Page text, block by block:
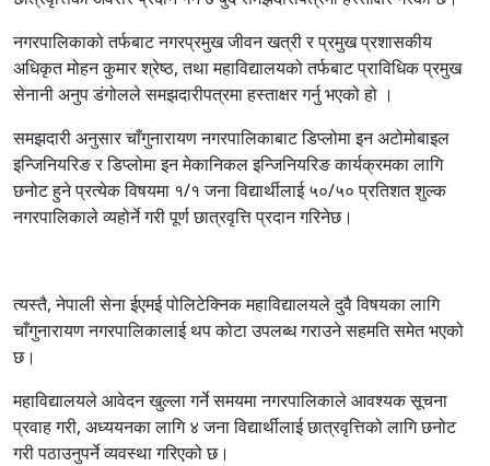
नगरपालिकाको तर्फबाट नगरप्रमुख जीवन खत्री र प्रमुख प्रशासकीय
अधिकृत मोहन कुमार श्रेष्ठ, तथा महाविद्यालयको तर्फबाट प्राविधिक प्रमुख
सेनानी अनुप डंगोलले समझदारीपत्रमा हस्ताक्षर गर्नु भएको हो ।
समझदारी अनुसार चाँगुनारायण नगरपालिकाबाट डिप्लोमा इन अटोमोबाइल
इन्जिनियरिङ र डिप्लोमा इन मेकानिकल इन्जिनियरिङ कार्यक्रमका लागि
छनोट हुने प्रत्येक विषयमा १/१ जना विद्यार्थीलाई ५०/५० प्रतिशत शुल्क
नगरपालिकाले व्यहोर्ने गरी पूर्ण छात्रवृत्ति प्रदान गरिनेछ।
त्यस्तै, नेपाली सेना ईएमई पोलिटेक्निक महाविद्यालयले दुवै विषयका लागि
चाँगुनारायण नगरपालिकालाई थप कोटा उपलब्ध गराउने सहमति समेत भएको
छ।
महाविद्यालयले आवेदन खुल्ला गर्ने समयमा नगरपालिकाले आवश्यक सूचना
प्रवाह गरी, अध्ययनका लागि ४ जना विद्यार्थीलाई छात्रवृत्तिको लागि छनोट
गरी पठाउनुपर्ने व्यवस्था गरिएको छ।